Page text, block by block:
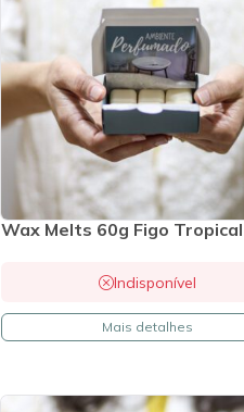
Wax Melts 60g Figo Tropical
Indisponível
Mais detalhes